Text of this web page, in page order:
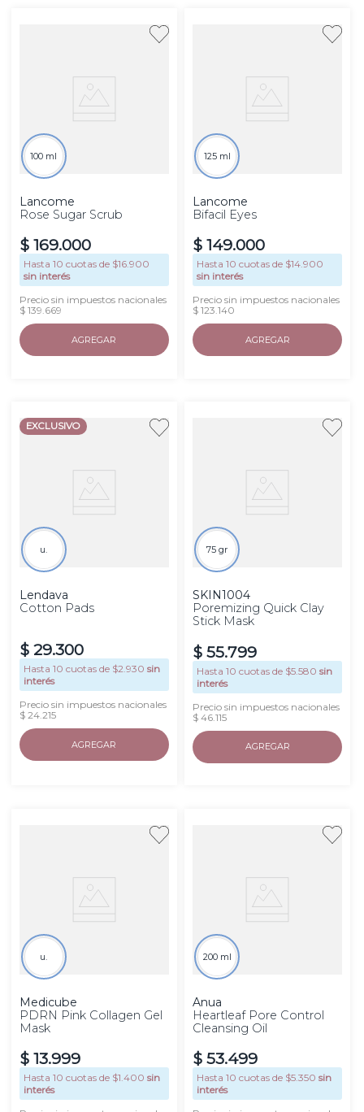
100 ml
Lancome
Rose Sugar Scrub
$ 169.000
Hasta 10 cuotas de $16.900
sin interés
Precio sin impuestos nacionales
$ 139.669
AGREGAR
125 ml
Lancome
Bifacil Eyes
$ 149.000
Hasta10 cuotas de $14.900
sin interés
Precio sin impuestos nacionales
$ 123.140
AGREGAR
EXCLUSIVO
u.
Lendava
Cotton Pads
$ 29.300
Hasta 10 cuotas de $2.930 sin
interés
Precio sin impuestos nacionales
$ 24.215
AGREGAR
75 gr
SKIN1004
Poremizing Quick Clay
Stick Mask
$ 55.799
Hasta10 cuotas de $5.580 sin
interés
Precio sin impuestos nacionales
$ 46.115
AGREGAR
u.
Medicube
PDRN Pink Collagen Gel
Mask
$ 13.999
Hasta 10 cuotas de $1.400 sin
interés
200 ml
Anua
Heartleaf Pore Control
Cleansing Oil
$ 53.499
Hasta10 cuotas de $5.350 sin
interés